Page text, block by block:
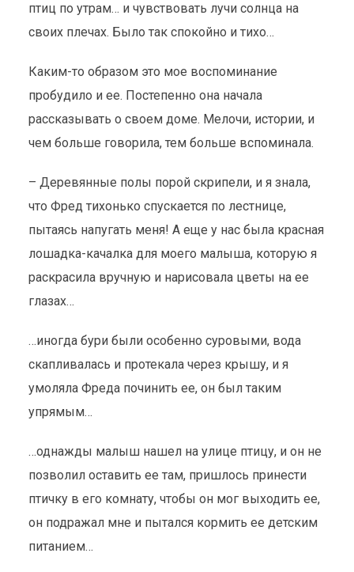
птиц по утрам… и чувствовать лучи солнца на
своих плечах. Было так спокойно и тихо…
Каким-то образом это мое воспоминание
пробудило и ее. Постепенно она начала
рассказывать о своем доме. Мелочи, истории, и
чем больше говорила, тем больше вспоминала.
– Деревянные полы порой скрипели, и я знала,
что Фред тихонько спускается по лестнице,
пытаясь напугать меня! А еще у нас была красная
лошадка-качалка для моего малыша, которую я
раскрасила вручную и нарисовала цветы на ее
глазах…
…иногда бури были особенно суровыми, вода
скапливалась и протекала через крышу, и я
умоляла Фреда починить ее, он был таким
упрямым…
…однажды малыш нашел на улице птицу, и он не
позволил оставить ее там, пришлось принести
птичку в его комнату, чтобы он мог выходить ее,
он подражал мне и пытался кормить ее детским
питанием…